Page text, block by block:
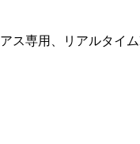
ス専用、リアルタイム